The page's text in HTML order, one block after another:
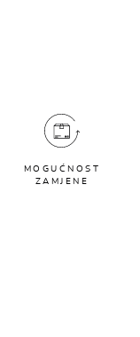
MOGUĆNOST
ZAMJENE